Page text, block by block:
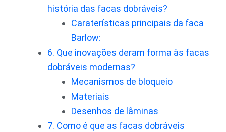
história das facas dobráveis?
Caraterísticas principais da faca
Barlow:
6. Que inovações deram forma às facas
dobráveis modernas?
Mecanismos de bloqueio
Materiais
Desenhos de lâminas
7. Como é que as facas dobráveis